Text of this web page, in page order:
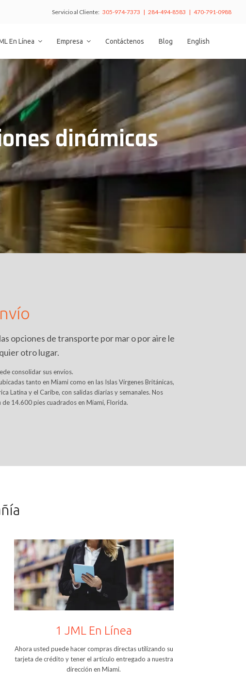
Servicio al Cliente: 305-974-7373 | 284-494-8583 | 470-791-0988
En Línea Empresa Contáctenos Blog English
dinámicas
opciones de transporte por mar o por aire le
otro lugar.
consolidar sus envíos.
tanto en Miami como en las Islas Vírgenes Británicas,
Latina y el Caribe, con salidas diarias y semanales. Nos
14.600 pies cuadrados en Miami, Florida.
1 JML En Línea
Ahora usted puede hacer compras directas utilizando su
tarjeta de crédito y tener el artículo entregado a nuestra
dirección en Miami.